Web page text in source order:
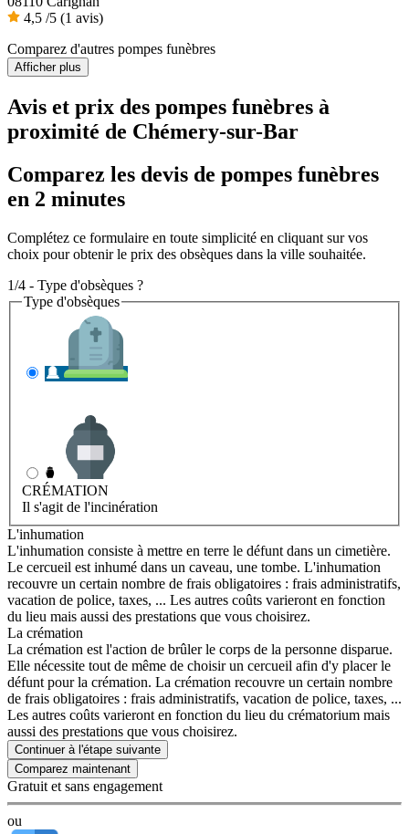
4,5 /5 (1 avis)
Comparez d'autres pompes funèbres
Afficher plus
Avis et prix des pompes funèbres à
proximité de Chémery-sur-Bar
Comparez les devis de pompes funèbres
en 2 minutes
Complétez ce formulaire en toute simplicité en cliquant sur vos
choix pour obtenir le prix des obsèques dans la ville souhaitée.
1/4 - Type d'obsèques ?
Type d'obsèques
CRÉMATION
Il s'agit de l'incinération
L'inhumation
L'inhumation consiste à mettre en terre le défunt dans un cimetière.
Le cercueil est inhumé dans un caveau, une tombe. L'inhumation
recouvre un certain nombre de frais obligatoires : frais administratifs,
vacation de police, taxes, ... Les autres coûts varieront en fonction
du lieu mais aussi des prestations que vous choisirez.
La crémation
La crémation est l'action de brûler le corps de la personne disparue.
Elle nécessite tout de même de choisir un cercueil afin d'y placer le
défunt pour la crémation. La crémation recouvre un certain nombre
de frais obligatoires : frais administratifs, vacation de police, taxes, ...
Les autres coûts varieront en fonction du lieu du crématorium mais
aussi des prestations que vous choisirez.
Continuer à l'étape suivante
Gratuit et sans engagement
ou